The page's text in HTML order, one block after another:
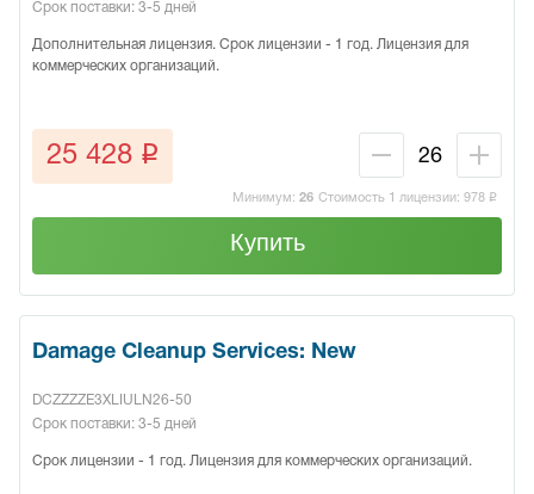
Срок поставки: 3-5 дней
Дополнительная лицензия. Срок лицензии - 1 год. Лицензия для
коммерческих организаций.
Минимум: 26 Стоимость 1 лицензии: 978 q
25 428 q
Купить
Damage Cleanup Services: New
DCZZZZE3XLIULN26-50
Срок поставки: 3-5 дней
Срок лицензии - 1 год. Лицензия для коммерческих организаций.